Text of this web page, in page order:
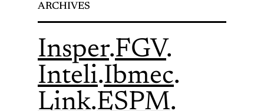
ARCHIVES
Insper.FGV.
Inteli.Ibmec.
Link.ESPM.